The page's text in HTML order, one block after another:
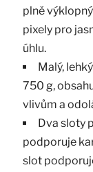
plně
pixely pro
úhlu.
Malý,
750 g,
vlivům a
Dva sloty
podporuje
slot